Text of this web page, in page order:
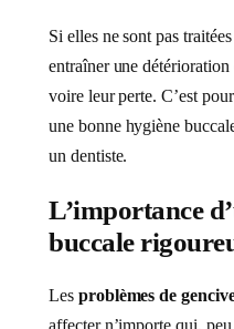
Si elles ne sont pas
entraîner une détérioration
voire leur perte. C’est
une bonne hygiène
un dentiste.
L’importance
buccale
Les problèmes de